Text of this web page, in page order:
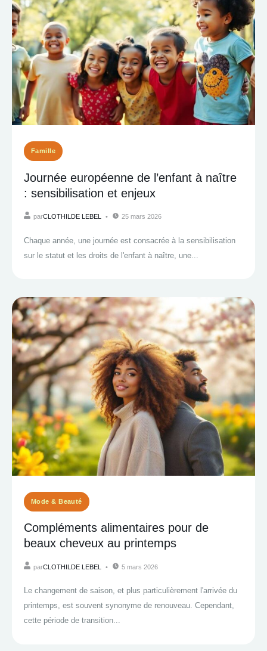
Famille
Journée européenne de l’enfant à naître
: sensibilisation et enjeux
parCLOTHILDE LEBEL 25 mars 2026
Chaque année, une journée est consacrée à la sensibilisation
sur le statut et les droits de l'enfant à naître, une...
Mode & Beauté
Compléments alimentaires pour de
beaux cheveux au printemps
parCLOTHILDE LEBEL 5 mars 2026
Le changement de saison, et plus particulièrement l'arrivée du
printemps, est souvent synonyme de renouveau. Cependant,
cette période de transition...